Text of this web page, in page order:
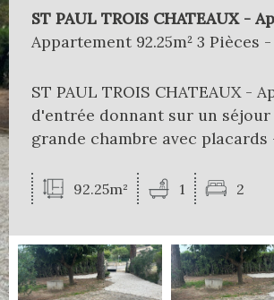
ST PAUL TROIS CHATEAUX -
Appartement 92.25m² 3
ST PAUL TROIS CHATEAUX -
d'entrée donnant sur un
grande chambre avec
92.25m² 1 2